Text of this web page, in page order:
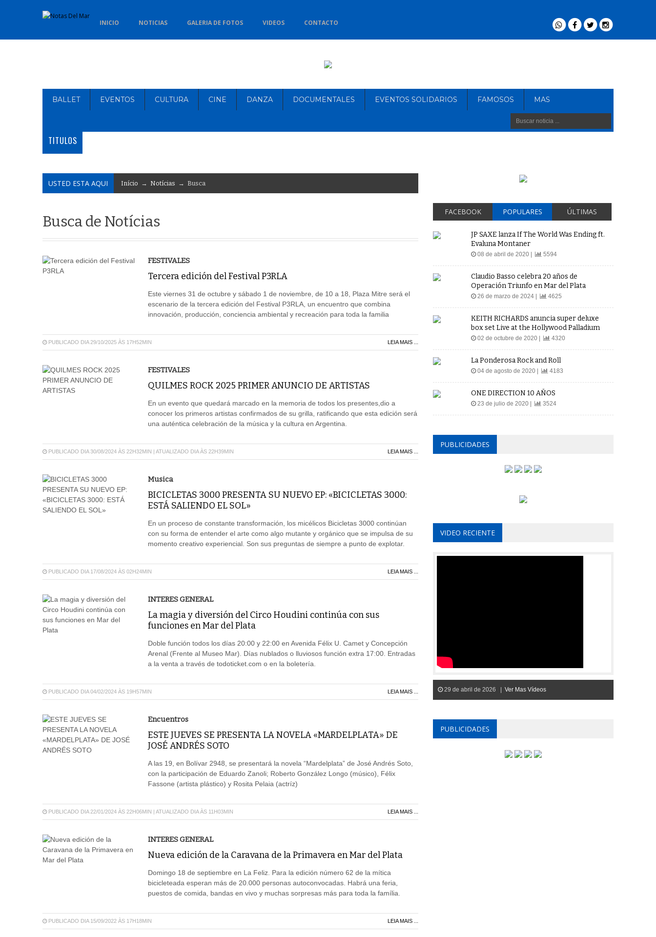
INICIO NOTICIAS GALERIA DE FOTOS VIDEOS CONTACTO
BALLET EVENTOS CULTURA CINE DANZA DOCUMENTALES EVENTOS SOLIDARIOS FAMOSOS MAS
TITULOS
USTED ESTA AQUI Início → Notícias → Busca
Busca de Notícias
FESTIVALES
Tercera edición del Festival P3RLA
Este viernes 31 de octubre y sábado 1 de noviembre, de 10 a 18, Plaza Mitre será el
escenario de la tercera edición del Festival P3RLA, un encuentro que combina
innovación, producción, conciencia ambiental y recreación para toda la familia
PUBLICADO DIA 29/10/2025 ÀS 17H52MIN LEIA MAIS ...
FESTIVALES
QUILMES ROCK 2025 PRIMER ANUNCIO DE ARTISTAS
En un evento que quedará marcado en la memoria de todos los presentes,dio a
conocer los primeros artistas confirmados de su grilla, ratificando que esta edición será
una auténtica celebración de la música y la cultura en Argentina.
PUBLICADO DIA 30/08/2024 ÀS 22H32MIN | ATUALIZADO DIA ÀS 22H39MIN LEIA MAIS ...
Musica
BICICLETAS 3000 PRESENTA SU NUEVO EP: «BICICLETAS 3000:
ESTÁ SALIENDO EL SOL»
En un proceso de constante transformación, los micélicos Bicicletas 3000 continúan
con su forma de entender el arte como algo mutante y orgánico que se impulsa de su
momento creativo experiencial. Son sus preguntas de siempre a punto de explotar.
PUBLICADO DIA 17/08/2024 ÀS 02H24MIN LEIA MAIS ...
INTERES GENERAL
La magia y diversión del Circo Houdini continúa con sus
funciones en Mar del Plata
Doble función todos los días 20:00 y 22:00 en Avenida Félix U. Camet y Concepción
Arenal (Frente al Museo Mar). Días nublados o lluviosos función extra 17:00. Entradas
a la venta a través de todoticket.com o en la boletería.
PUBLICADO DIA 04/02/2024 ÀS 19H57MIN LEIA MAIS ...
Encuentros
ESTE JUEVES SE PRESENTA LA NOVELA «MARDELPLATA» DE
JOSÉ ANDRÉS SOTO
A las 19, en Bolívar 2948, se presentará la novela “Mardelplata” de José Andrés Soto,
con la participación de Eduardo Zanoli; Roberto González Longo (músico), Félix
Fassone (artista plástico) y Rosita Pelaia (actríz)
PUBLICADO DIA 22/01/2024 ÀS 22H06MIN | ATUALIZADO DIA ÀS 11H03MIN LEIA MAIS ...
INTERES GENERAL
Nueva edición de la Caravana de la Primavera en Mar del Plata
Domingo 18 de septiembre en La Feliz. Para la edición número 62 de la mítica
bicicleteada esperan más de 20.000 personas autoconvocadas. Habrá una feria,
puestos de comida, bandas en vivo y muchas sorpresas más para toda la família.
PUBLICADO DIA 15/09/2022 ÀS 17H18MIN LEIA MAIS ...
FACEBOOK POPULARES ÚLTIMAS
JP SAXE lanza If The World Was Ending ft.
Evaluna Montaner
08 de abril de 2020 | 5594
Claudio Basso celebra 20 años de
Operación Triunfo en Mar del Plata
26 de marzo de 2024 | 4625
KEITH RICHARDS anuncia super deluxe
box set Live at the Hollywood Palladium
02 de octubre de 2020 | 4320
La Ponderosa Rock and Roll
04 de agosto de 2020 | 4183
ONE DIRECTION 10 AÑOS
23 de julio de 2020 | 3524
PUBLICIDADES
VIDEO RECIENTE
29 de abril de 2026 | Ver Mas Vídeos
PUBLICIDADES